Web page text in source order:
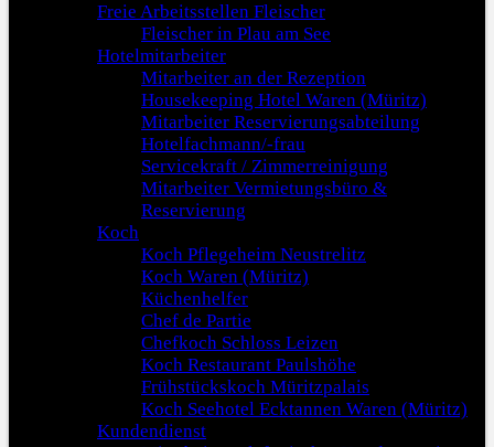
Freie Arbeitsstellen Fleischer
Fleischer in Plau am See
Hotelmitarbeiter
Mitarbeiter an der Rezeption
Housekeeping Hotel Waren (Müritz)
Mitarbeiter Reservierungsabteilung
Hotelfachmann/-frau
Servicekraft / Zimmerreinigung
Mitarbeiter Vermietungsbüro &
Reservierung
Koch
Koch Pflegeheim Neustrelitz
Koch Waren (Müritz)
Küchenhelfer
Chef de Partie
Chefkoch Schloss Leizen
Koch Restaurant Paulshöhe
Frühstückskoch Müritzpalais
Koch Seehotel Ecktannen Waren (Müritz)
Kundendienst